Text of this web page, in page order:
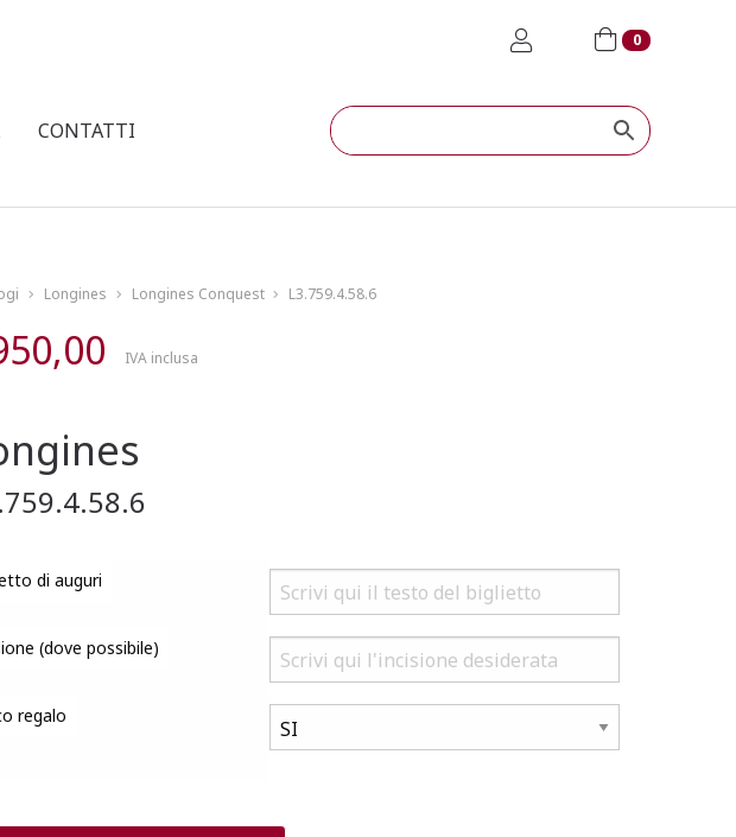
0
CONTATTI
Longines Longines Conquest L3.759.4.58.6
IVA inclusa
di auguri
(dove possibile)
regalo